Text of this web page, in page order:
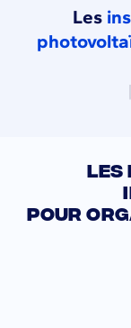
Les
pour